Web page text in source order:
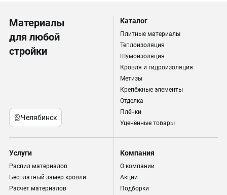
Материалы
для любой
стройки
Челябинск
Каталог
Плитные материалы
Теплоизоляция
Шумоизоляция
Кровля и гидроизоляция
Метизы
Крепёжные элементы
Отделка
Плёнки
Уценённые товары
Услуги
Распил материалов
Бесплатный замер кровли
Расчет материалов
Компания
О компании
Акции
Подборки